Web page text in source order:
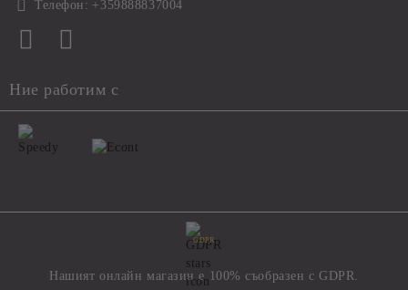
Телефон: +359888837004
Ние работим с
GDPR
Нашият онлайн магазин е 100% съобразен с GDPR.